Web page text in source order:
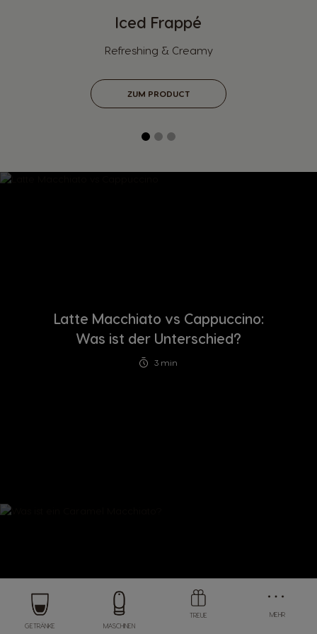
Menu
GETRÄNKE MASCHINEN
TREUE MEHR
Iced Frappé
Refreshing & Creamy
ZUM PRODUCT
Latte Macchiato vs Cappuccino:
Was ist der Unterschied?
3 min